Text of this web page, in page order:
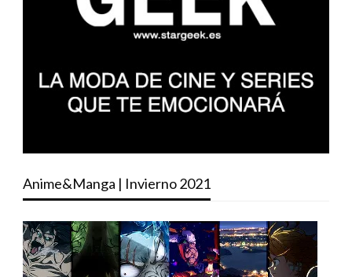
Anime&Manga | Invierno 2021